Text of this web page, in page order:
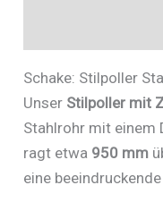
Schake: Stilpoller
Unser Stilpoller mit
Stahlrohr mit einem
ragt etwa 950 mm
eine